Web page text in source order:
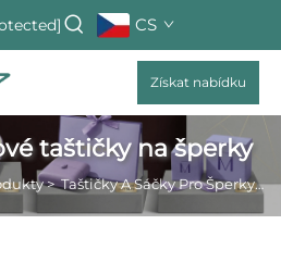
CS
Získat nabídku
taštičky na šperky
>Taštičky A Sáčky Pro Šperky>